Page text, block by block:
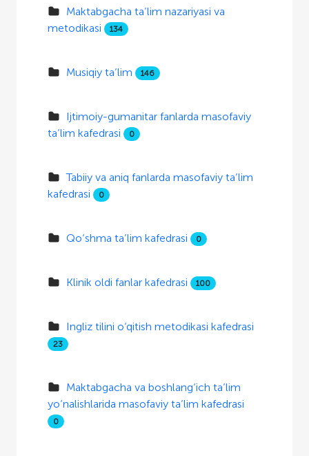
Maktabgacha ta’lim nazariyasi va
metodikasi
134
Musiqiy ta’lim 146
Ijtimoiy-gumanitar fanlarda masofaviy
ta’lim kafedrasi
0
Tabiiy va aniq fanlarda masofaviy ta’lim
kafedrasi
0
Qo‘shma ta’lim kafedrasi 0
Klinik oldi fanlar kafedrasi 100
Ingliz tilini o‘qitish metodikasi kafedrasi
23
Maktabgacha va boshlang‘ich ta’lim
yo‘nalishlarida masofaviy ta’lim kafedrasi
0